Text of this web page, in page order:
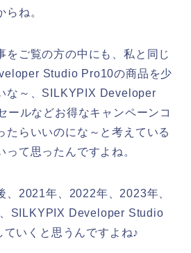
らね。
をご覧の方の中にも、私と同じ
Studio Pro10の商品を少
な～、SILKYPIX Developer
ールなどお得なキャンペーンコ
たらいいのにな～と考えている
って思ったんですよね。
、2021年、2022年、2023年、
SILKYPIX Developer Studio
いくと思うんですよね♪